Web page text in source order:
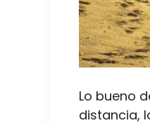
Lo bueno
distancia,